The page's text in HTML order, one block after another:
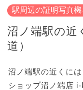
駅周辺の証明写真
沼ノ端駅の近
道）
沼ノ端駅の近くに
ショップ沼ノ端店